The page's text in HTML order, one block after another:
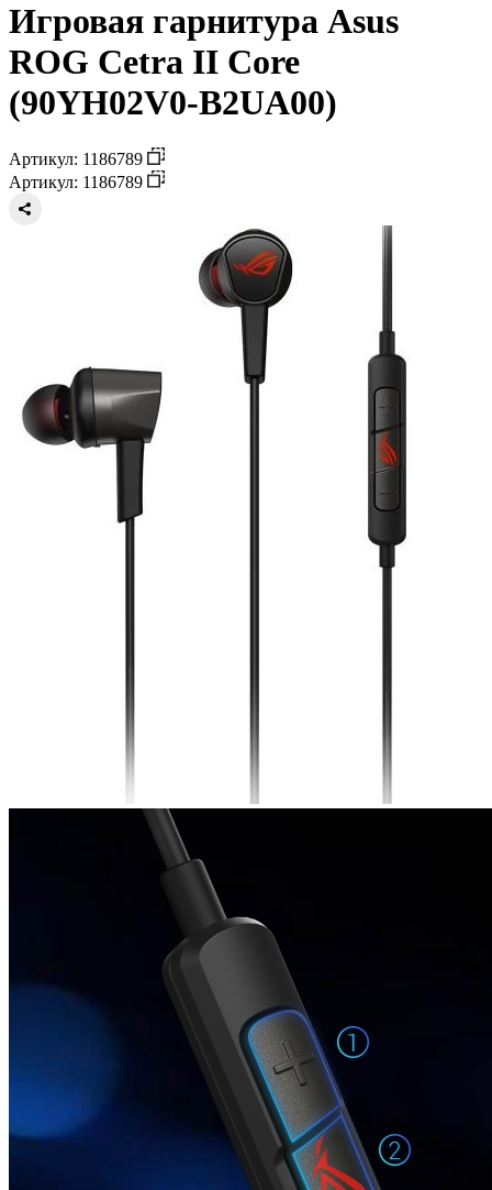
Игровая гарнитура Asus
ROG Cetra II Core
(90YH02V0-B2UA00)
Артикул: 1186789
Артикул: 1186789